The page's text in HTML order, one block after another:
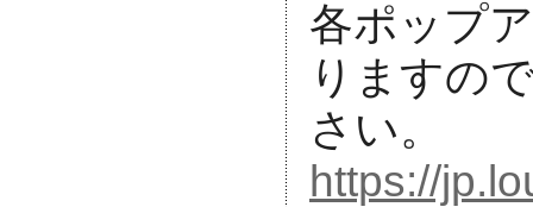
各ポップ
りますの
さい。
https://